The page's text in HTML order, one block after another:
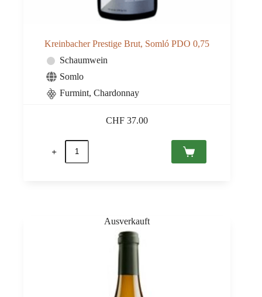
Kreinbacher Prestige Brut, Somló PDO 0,75
Schaumwein
Somlo
Furmint, Chardonnay
CHF 37.00
Kreinbacher
Prestige
Brut,